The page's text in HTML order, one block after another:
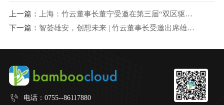
上一篇：
上海：竹云董事长董宁受邀在第三届“双区驱动，打造全球经济新引擎”国际合作论坛发言
下一篇：
智荟雄安，创想未来 | 竹云董事长受邀出席雄安新区2023软件和信息技术服务业创新发展论坛并作主题演讲
电话： 0755--86117880